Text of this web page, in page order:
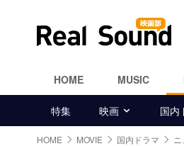
HOME MUSIC
特集 映画 国内
HOME MOVIE 国内ドラマ